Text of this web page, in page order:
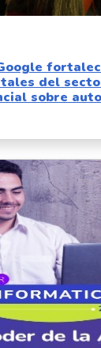
del
sobre